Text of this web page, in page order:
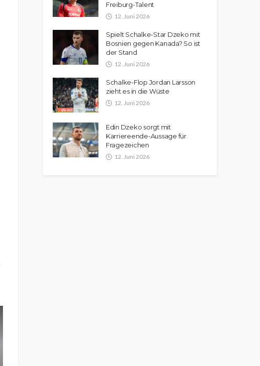
Freiburg-Talent
12. Juni 2026
Spielt Schalke-Star Dzeko mit
Bosnien gegen Kanada? So ist
der Stand
12. Juni 2026
Schalke-Flop Jordan Larsson
zieht es in die Wüste
12. Juni 2026
Edin Dzeko sorgt mit
Karriereende-Aussage für
Fragezeichen
12. Juni 2026